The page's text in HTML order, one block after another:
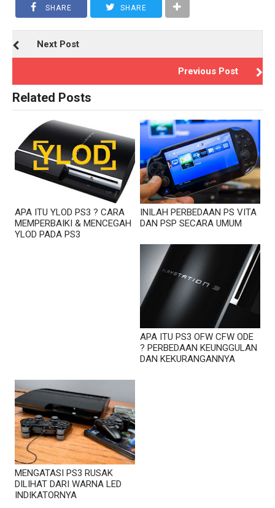
SHARE SHARE
Next Post
Previous Post
Related Posts
APA ITU YLOD PS3 ? CARA
MEMPERBAIKI & MENCEGAH
YLOD PADA PS3
INILAH PERBEDAAN PS VITA
DAN PSP SECARA UMUM
APA ITU PS3 OFW CFW ODE
? PERBEDAAN KEUNGGULAN
DAN KEKURANGANNYA
MENGATASI PS3 RUSAK
DILIHAT DARI WARNA LED
INDIKATORNYA